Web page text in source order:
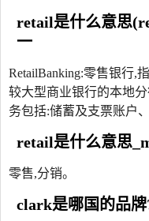
retail是什么意思
一
RetailBanking:零售银行,
较大型商业银行的本地
务包括:储蓄及支票账户、
retail是什么意思
零售,分销。
clark是哪国的品牌